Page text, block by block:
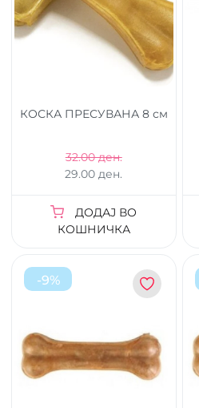
КОСКА ПРЕСУВАНА 8 см
32.00 ден.
29.00 ден.
ДОДАЈ ВО
КОШНИЧКА
-9%